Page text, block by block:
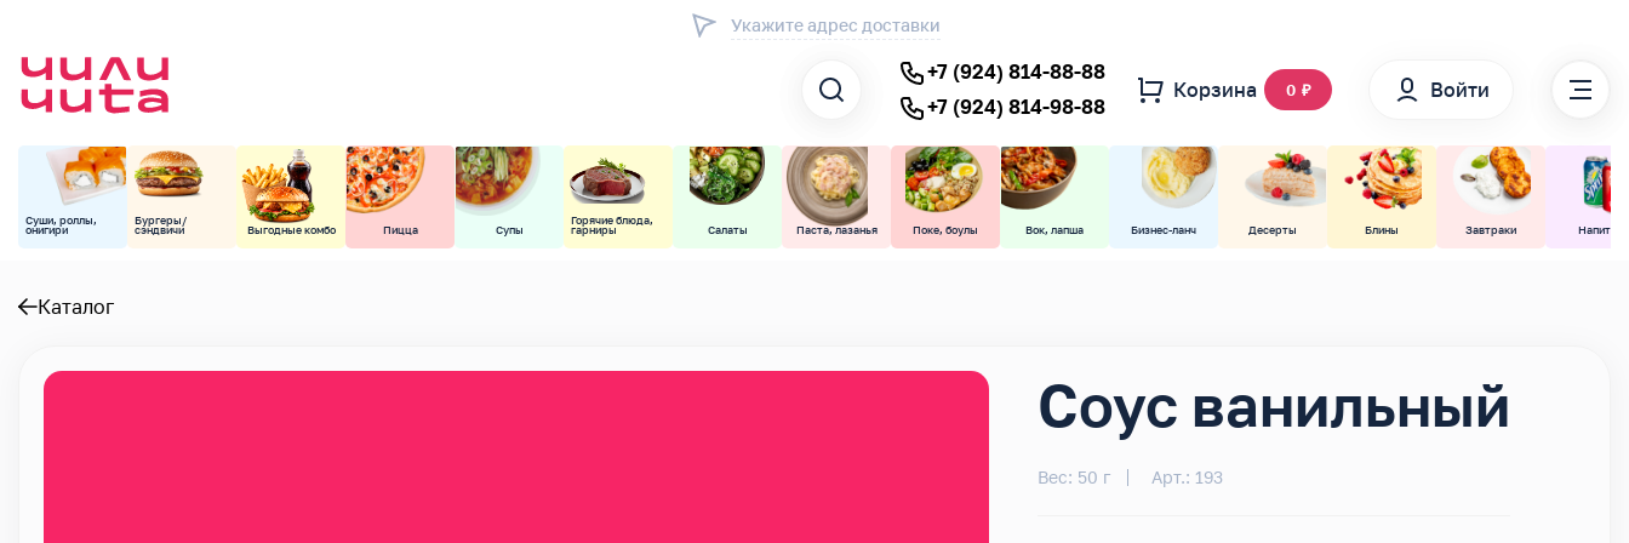
Укажите адрес доставки
Суши, роллы,
онигири
Бургеры/
сэндвичи Выгодные комбо Пицца Супы
Горячие блюда,
гарниры Паста, лазанья
Салаты Поке, боулы Вок, лапша Бизнес-ланч Десерты Блины Завтраки Напитки
+7 (924) 814-88-88
+7 (924) 814-98-88
Корзина 0 ₽ Войти
Каталог
Соус ванильный
Вес: 50 г Арт.: 193